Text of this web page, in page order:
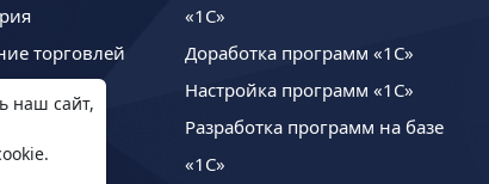
торговлей
«1С»
Доработка программ «1С»
Настройка программ «1С»
Разработка программ на базе
«1С»
наш сайт,